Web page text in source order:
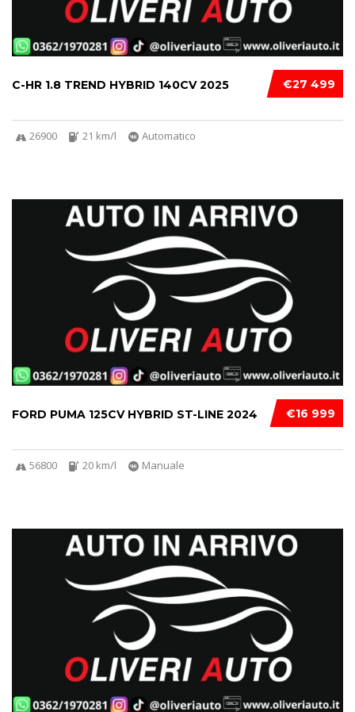
€27 499
C-HR 1.8 TREND HYBRID 140CV 2025
26900 21 km/l Automatico
€16 999
FORD PUMA 125CV HYBRID ST-LINE 2024
56800 20 km/l Manuale